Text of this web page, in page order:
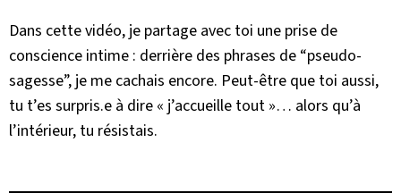
Dans cette vidéo, je partage avec toi une prise de
conscience intime : derrière des phrases de “pseudo-
sagesse”, je me cachais encore. Peut-être que toi aussi,
tu t’es surpris.e à dire « j’accueille tout »… alors qu’à
l’intérieur, tu résistais.